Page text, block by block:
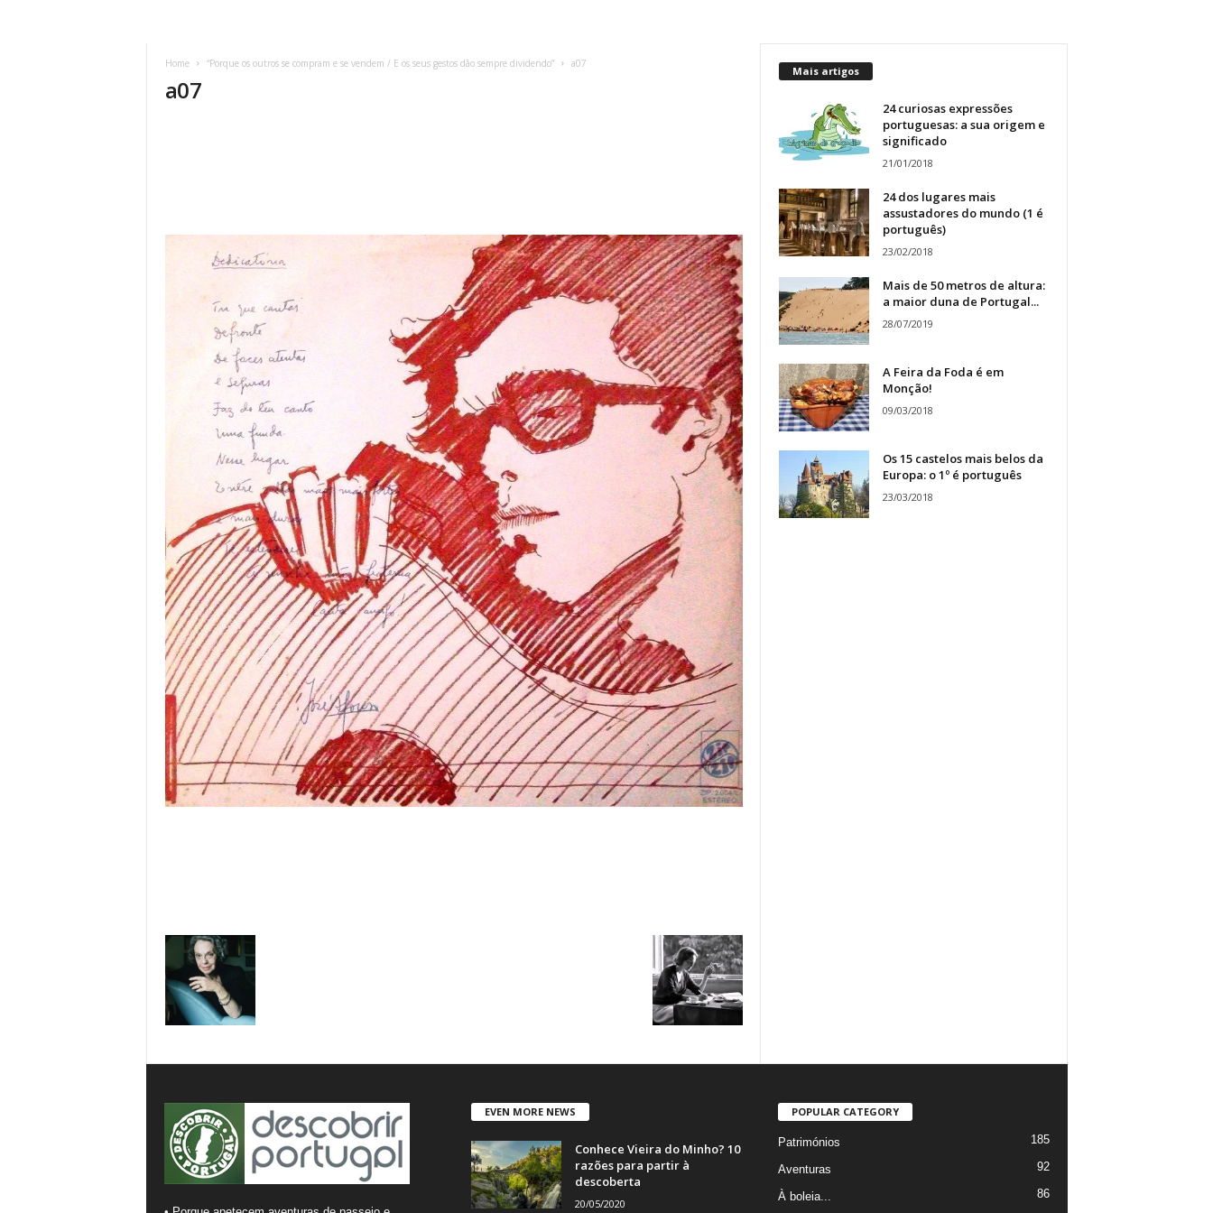
Home “Porque os outros se compram e se vendem / E os seus gestos dão sempre dividendo” a07
a07
Mais artigos
24 curiosas expressões
portuguesas: a sua origem e
significado
21/01/2018
24 dos lugares mais
assustadores do mundo (1 é
português)
23/02/2018
Mais de 50 metros de altura:
a maior duna de Portugal...
28/07/2019
A Feira da Foda é em
Monção!
09/03/2018
Os 15 castelos mais belos da
Europa: o 1º é português
23/03/2018
EVEN MORE NEWS
Conhece Vieira do Minho? 10
razões para partir à
descoberta
20/05/2020
POPULAR CATEGORY
Patrimónios 185
Aventuras 92
À boleia... 86